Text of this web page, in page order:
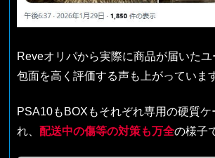
Reveオリパから実際に商品が届いた
包面を高く評価する声も上がっていま
PSA10もBOXもそれぞれ専用の硬質ケ
れ、配送中の傷等の対策も万全の様子